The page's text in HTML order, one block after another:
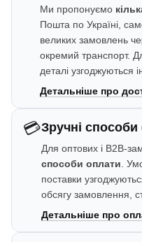
Ми пропонуємо
Пошта по Україні,
великих замовлень
окремий транспорт.
деталі узгоджуються
Детальніше про
💳Зручні способи
Для оптових і B2B-
способи оплати .
поставки
обсягу замовлення,
Детальніше про